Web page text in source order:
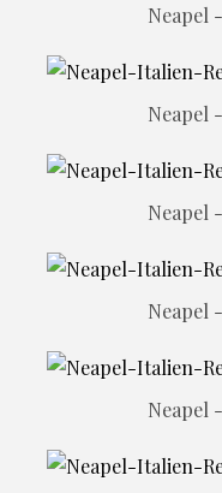
Neapel
Neapel
Neapel
Neapel
Neapel